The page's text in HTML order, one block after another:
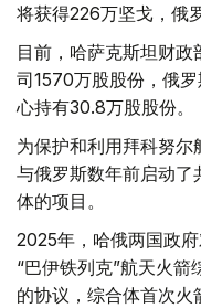
将获得226万坚戈，俄
目前，哈萨克斯坦财
司1570万股股份，俄
心持有30.8万股股份。
为保护和利用拜科努尔
与俄罗斯数年前启动了
体的项目。
2025年，哈俄两国政
“巴伊铁列克”航天火
的协议，综合体首次